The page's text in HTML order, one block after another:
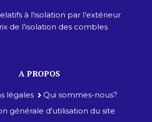
à l’isolation par l’extérieur
de l’isolation des combles
A PROPOS
légales
Qui sommes-nous?
générale d'utilisation du site